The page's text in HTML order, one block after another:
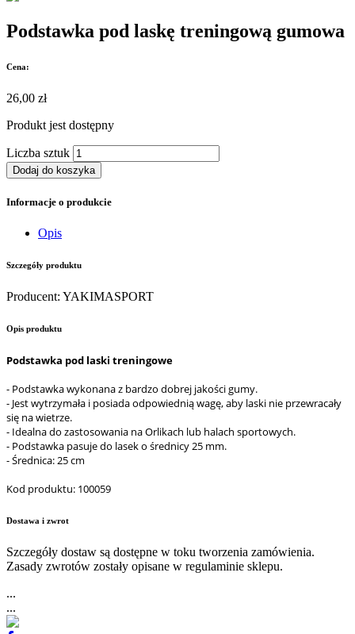
Podstawka pod laskę treningową gumowa
Cena:
26,00 zł
Produkt jest dostępny
Liczba sztuk
Dodaj do koszyka
Informacje o produkcie
Opis
Szczegóły produktu
Producent: YAKIMASPORT
Opis produktu
Podstawka pod laski treningowe
- Podstawka wykonana z bardzo dobrej jakości gumy.
- Jest wytrzymała i posiada odpowiednią wagę, aby laski nie przewracały
się na wietrze.
- Idealna do zastosowania na Orlikach lub halach sportowych.
- Podstawka pasuje do lasek o średnicy 25 mm.
- Średnica: 25 cm
Kod produktu: 100059
Dostawa i zwrot
Szczegóły dostaw są dostępne w toku tworzenia zamówienia.
Zasady zwrotów zostały opisane w regulaminie sklepu.
...
...